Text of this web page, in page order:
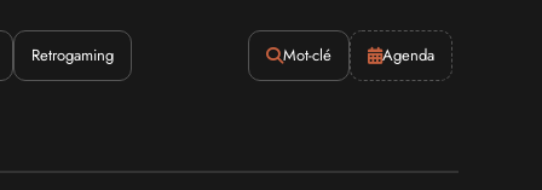
Retrogaming Mot-clé Agenda